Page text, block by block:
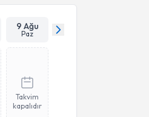
9 Ağu
Paz
Takvim
kapalıdır